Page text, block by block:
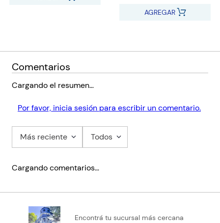
AGREGAR
Comentarios
Cargando el resumen…
Por favor, inicia sesión para escribir un comentario.
Más reciente Todos
Cargando comentarios…
Encontrá tu sucursal más cercana